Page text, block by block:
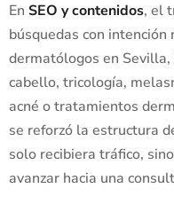
En SEO y contenidos, el
búsquedas con intención
dermatólogos en
cabello, tricología,
acné o tratamientos
se reforzó la estructura
solo recibiera tráfico,
avanzar hacia una